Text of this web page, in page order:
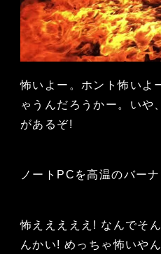
怖いよー。ホント怖いよ
ゃうんだろうかー。いや
があるぞ!
ノートPCを高温のバー
怖えええええ! なんでそ
んかい! めっちゃ怖いや